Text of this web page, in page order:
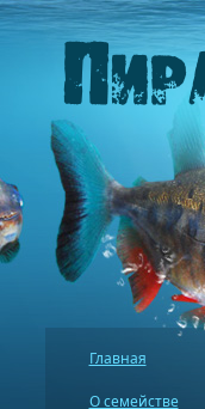
Главная
О семействе